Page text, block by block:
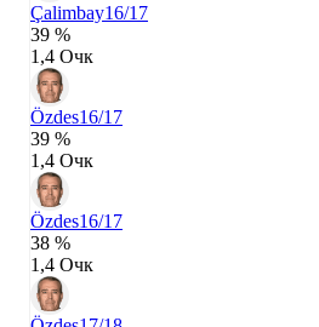
Çalimbay16/17
39 %
1,4 Очк
Özdes16/17
39 %
1,4 Очк
Özdes16/17
38 %
1,4 Очк